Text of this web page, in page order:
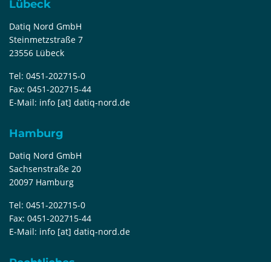
Lübeck
Datiq Nord GmbH
Steinmetzstraße 7
23556 Lübeck
Tel: 0451-202715-0
Fax: 0451-202715-44
E-Mail: info [at] datiq-nord.de
Hamburg
Datiq Nord GmbH
Sachsenstraße 20
20097 Hamburg
Tel: 0451-202715-0
Fax: 0451-202715-44
E-Mail: info [at] datiq-nord.de